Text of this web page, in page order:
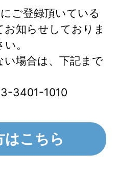
ご登録頂いている
知らせしておりま
。
い場合は、下記まで
3401-1010
はこちら